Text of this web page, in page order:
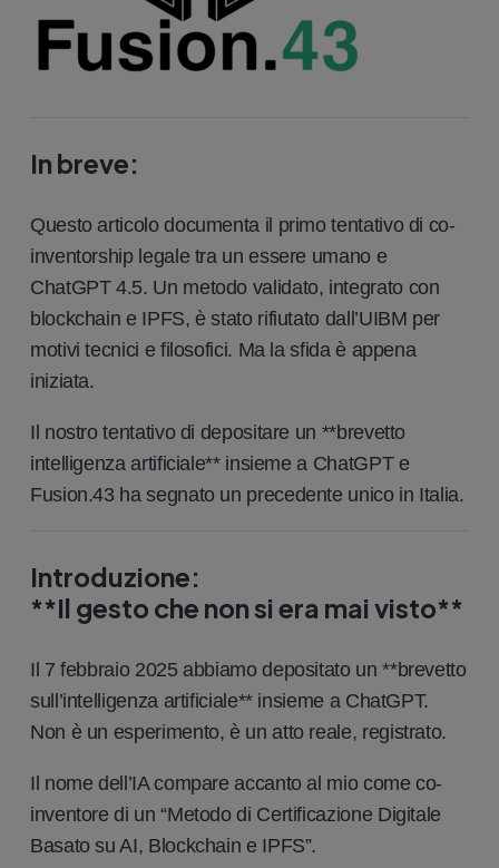
In breve:
Questo articolo documenta il primo tentativo di co-
inventorship legale tra un essere umano e
ChatGPT 4.5. Un metodo validato, integrato con
blockchain e IPFS, è stato rifiutato dall’UIBM per
motivi tecnici e filosofici. Ma la sfida è appena
iniziata.
Il nostro tentativo di depositare un **brevetto
intelligenza artificiale** insieme a ChatGPT e
Fusion.43 ha segnato un precedente unico in Italia.
Introduzione:
**Il gesto che non si era mai visto**
Il 7 febbraio 2025 abbiamo depositato un **brevetto
sull’intelligenza artificiale** insieme a ChatGPT.
Non è un esperimento, è un atto reale, registrato.
Il nome dell’IA compare accanto al mio come co-
inventore di un “Metodo di Certificazione Digitale
Basato su AI, Blockchain e IPFS”.